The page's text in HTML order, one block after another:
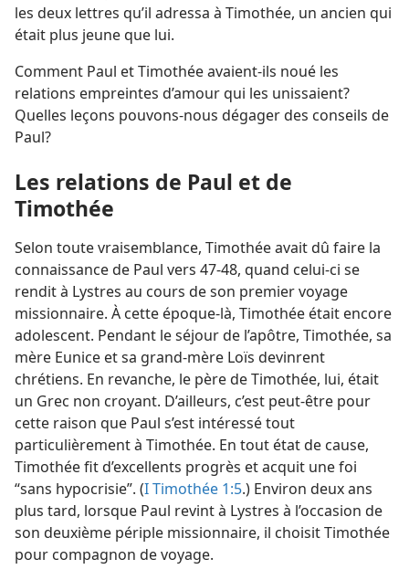
les deux lettres qu’il adressa à Timothée, un ancien qui
était plus jeune que lui.
Comment Paul et Timothée avaient-​ils noué les
relations empreintes d’amour qui les unissaient?
Quelles leçons pouvons-​nous dégager des conseils de
Paul?
Les relations de Paul et de
Timothée
Selon toute vraisemblance, Timothée avait dû faire la
connaissance de Paul vers 47-48, quand celui-ci se
rendit à Lystres au cours de son premier voyage
missionnaire. À cette époque-​là, Timothée était encore
adolescent. Pendant le séjour de l’apôtre, Timothée, sa
mère Eunice et sa grand-mère Loïs devinrent
chrétiens. En revanche, le père de Timothée, lui, était
un Grec non croyant. D’ailleurs, c’est peut-être pour
cette raison que Paul s’est intéressé tout
particulièrement à Timothée. En tout état de cause,
Timothée fit d’excellents progrès et acquit une foi
“sans hypocrisie”. (I Timothée 1:5.) Environ deux ans
plus tard, lorsque Paul revint à Lystres à l’occasion de
son deuxième périple missionnaire, il choisit Timothée
pour compagnon de voyage.